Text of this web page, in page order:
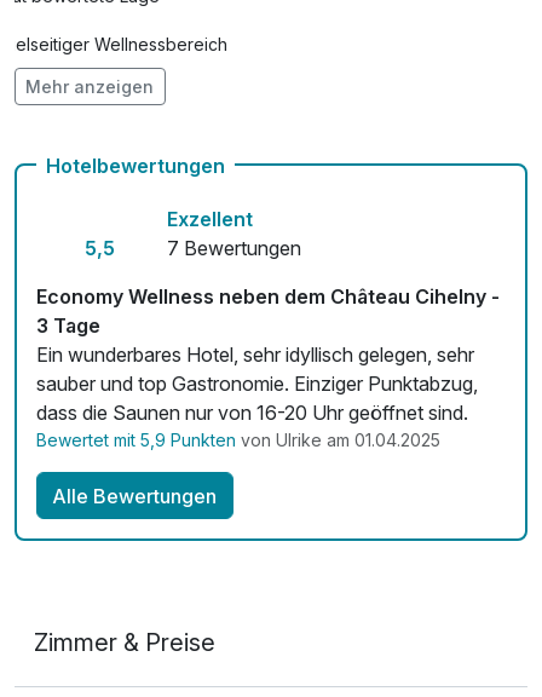
Vielseitiger Wellnessbereich
Hunde im Hotel erlaubt für 16,00 € pro Stück / Nacht
Kostenloses W-LAN
Zimmerservice verfügbar
Mit Hotelbar
Mehr anzeigen
Hotelbewertungen
5,5
Exzellent
7 Bewertungen
Economy Wellness neben dem Château Cihelny -
3 Tage
Ein wunderbares Hotel, sehr idyllisch gelegen, sehr
sauber und top Gastronomie. Einziger Punktabzug,
dass die Saunen nur von 16-20 Uhr geöffnet sind.
Bewertet mit 5,9 Punkten von Ulrike am 01.04.2025
Alle Bewertungen
Zimmer & Preise